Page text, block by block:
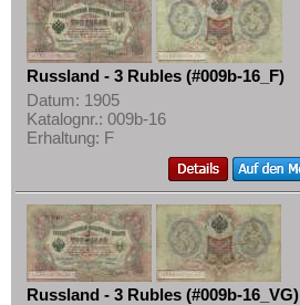
Russland - 3 Rubles (#009b-16_F)
Datum: 1905
Katalognr.: 009b-16
Erhaltung: F
Russland - 3 Rubles (#009b-16_VG)